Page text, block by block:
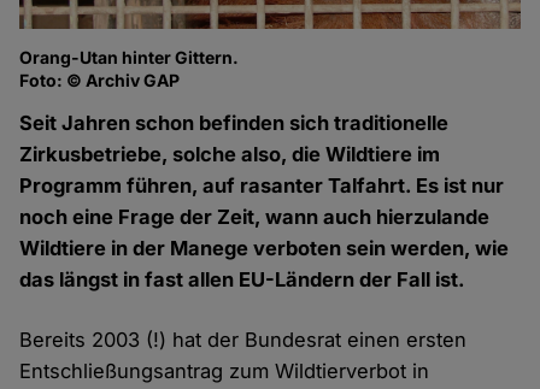
Orang-Utan hinter Gittern.
Foto: © Archiv GAP
Seit Jahren schon befinden sich traditionelle
Zirkusbetriebe, solche also, die Wildtiere im
Programm führen, auf rasanter Talfahrt. Es ist nur
noch eine Frage der Zeit, wann auch hierzulande
Wildtiere in der Manege verboten sein werden, wie
das längst in fast allen EU-Ländern der Fall ist.
Bereits 2003 (!) hat der Bundesrat einen ersten
Entschließungsantrag zum Wildtierverbot in